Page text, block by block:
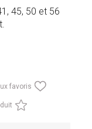
45, 50 et 56
favoris